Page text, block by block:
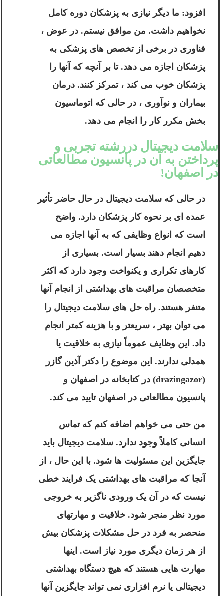
افزود: ما دیگر نیازی به پزشکان دوره کامل
نخواهیم داشت. من موافق نیستم. در عوض ،
فناوری در برخی از تخصص های پزشکی به
پزشکان اجازه می دهد. تا بر آنچه که آنها را
پزشکان خوب می کند ، تمرکز کنند. درمان
بیماران و نوآوری ، در حالی که اتوماسیون
بخش مکرر کار را انجام می دهد.
سلامت دیجیتال دررشته تجربی و
پرداختن به آن در پانسیون مطالعاتی
در اصفهان!
در حالی که سلامت دیجیتال در حال حاضر تأثیر
عمده ای بر نحوه کار پزشکان دارد. واضح
است که انواع وظایفی که به آنها اجازه می
دهیم انجام دهند بسیار است. بسیاری از
کارهای تکراری و یکنواخت وجود دارد که اکثر
متخصصان مراقبت های بهداشتی از انجام آنها
متنفر هستند. راه حل های سلامت دیجیتال را
می توان بهتر ، سریعتر و با هزینه کمتر انجام
داد. این وظایف عموماً نیازی به خلاقیت یا
همدلی ندارند. این موضوع را دکتر آذین گازر
(drazingazor) در کتابخانه در اصفهان و
پانسیون مطالعاتی در اصفهان تایید می کند.
من حتی می خواهم اضافه کنم که تماس
انسانی کاملاً وجود ندارد. سلامت دیجیتال باید
جایگزین این مسئولیت ها شود. با این حال ، از
آنجا که مراقبت های بهداشتی یک فرایند خطی
نیست که در آن یک ورودی ناگزیر به خروجی
مورد نظر منجر شود. خلاقیت و مهارتهای
منحصر به فرد در حل مشکلات پزشکان بیش
از هر زمان دیگری مورد نیاز است. اینها
مهارت هایی هستند که هیچ دستگاه بهداشتی
دیجیتالی یا نرم افزاری نمی تواند جایگزین آنها